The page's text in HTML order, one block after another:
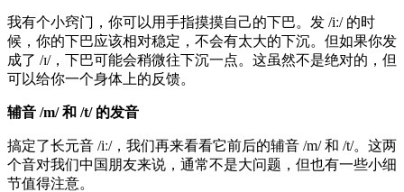
我有个小窍门，你可以用手指摸摸自己的下巴。发 /iː/ 的时
候，你的下巴应该相对稳定，不会有太大的下沉。但如果你发
成了 /ɪ/，下巴可能会稍微往下沉一点。这虽然不是绝对的，但
可以给你一个身体上的反馈。
辅音 /m/ 和 /t/ 的发音
搞定了长元音 /iː/，我们再来看看它前后的辅音 /m/ 和 /t/。这两
个音对我们中国朋友来说，通常不是大问题，但也有一些小细
节值得注意。